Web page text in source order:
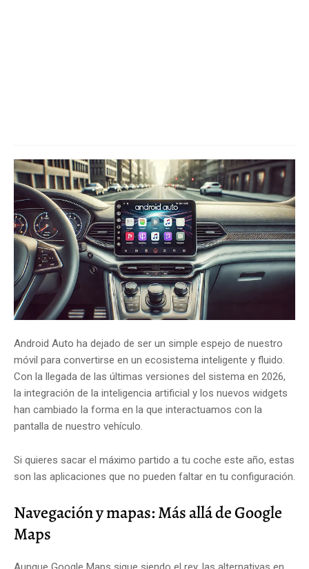
Android Auto ha dejado de ser un simple espejo de nuestro
móvil para convertirse en un ecosistema inteligente y fluido.
Con la llegada de las últimas versiones del sistema en 2026,
la integración de la inteligencia artificial y los nuevos widgets
han cambiado la forma en la que interactuamos con la
pantalla de nuestro vehículo.
Si quieres sacar el máximo partido a tu coche este año, estas
son las aplicaciones que no pueden faltar en tu configuración.
Navegación y mapas: Más allá de Google
Maps